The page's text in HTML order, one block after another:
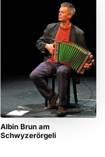
Albin Brun am
Schwyzerörgeli